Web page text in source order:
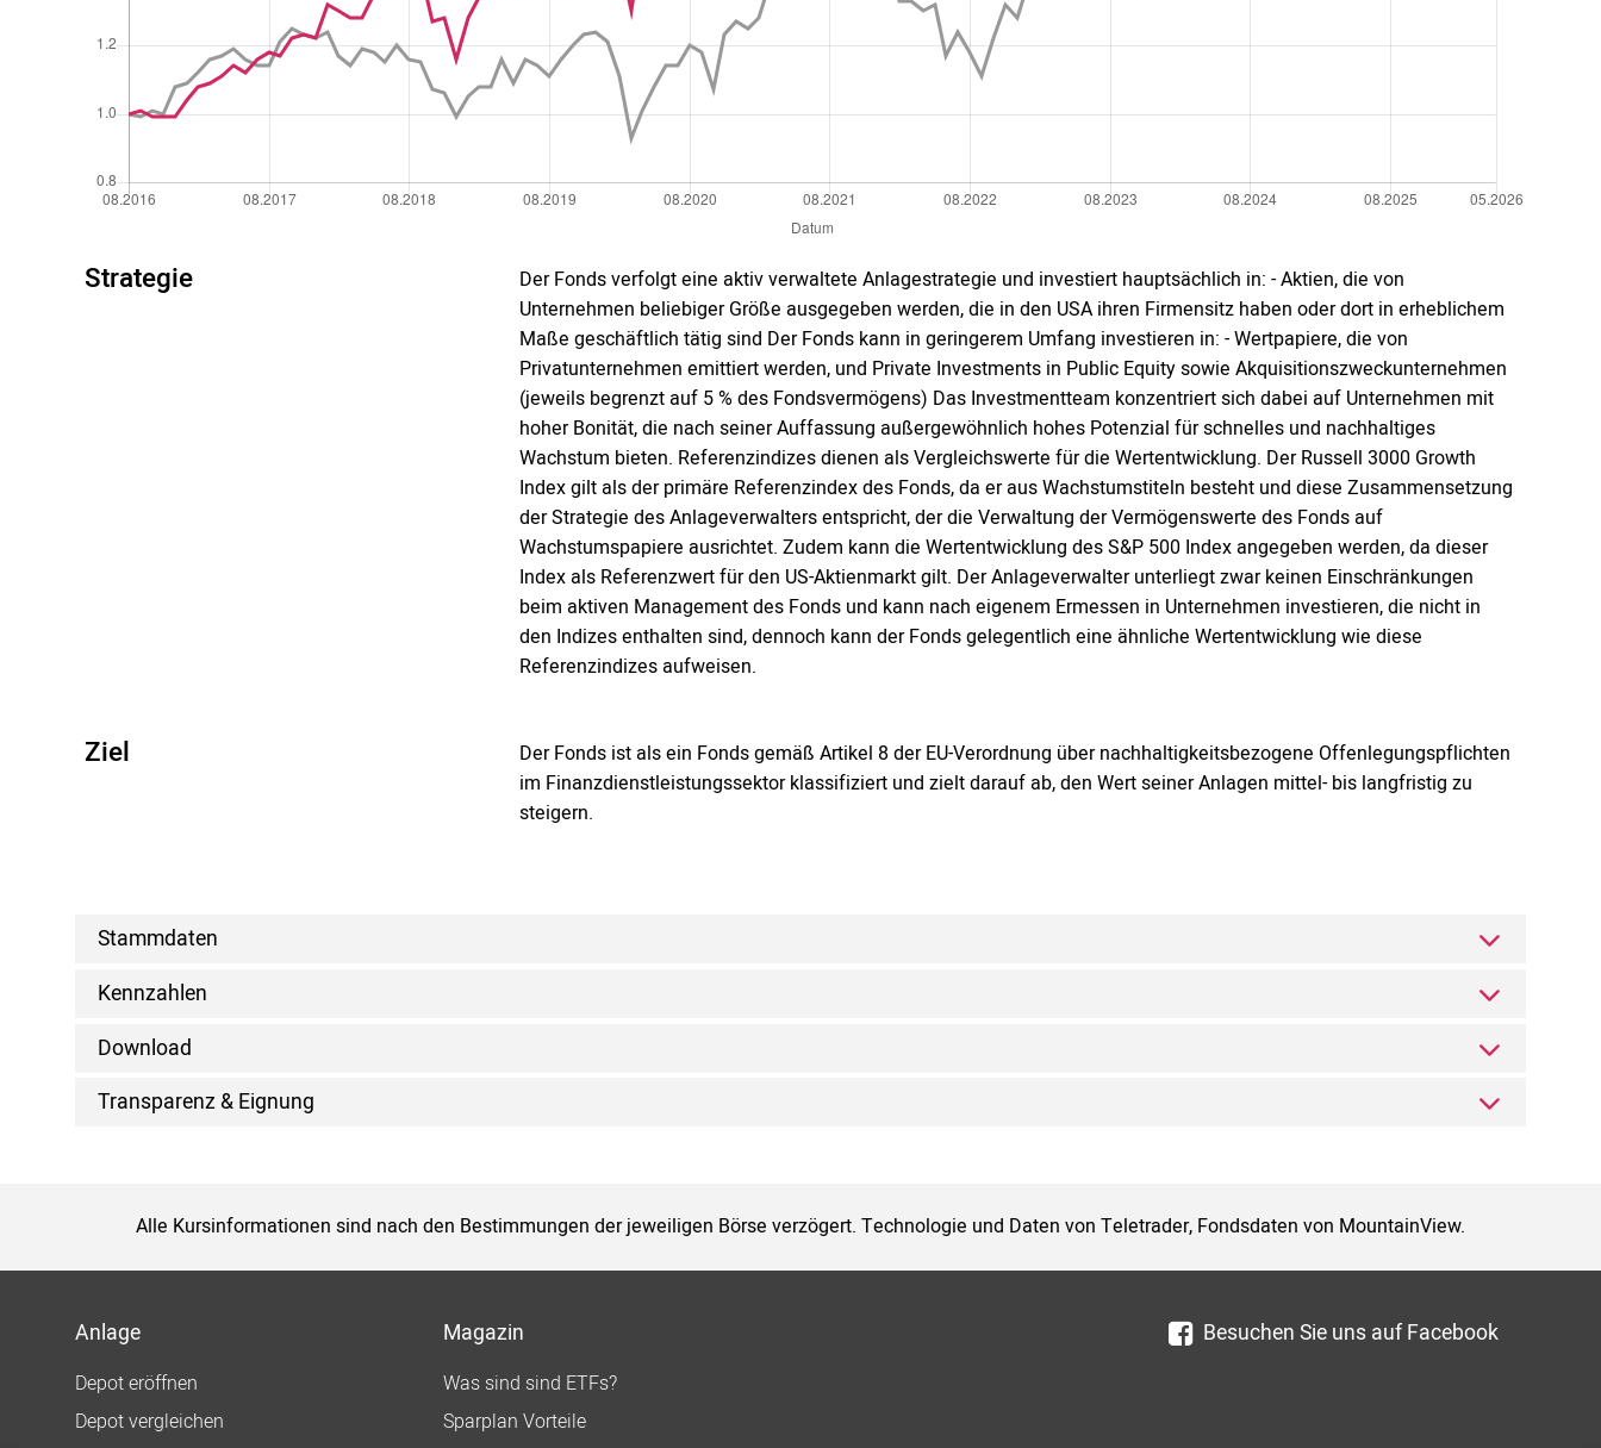
Strategie
Der Fonds verfolgt eine aktiv verwaltete Anlagestrategie und investiert hauptsächlich in: - Aktien, die von
Unternehmen beliebiger Größe ausgegeben werden, die in den USA ihren Firmensitz haben oder dort in erheblichem
Maße geschäftlich tätig sind Der Fonds kann in geringerem Umfang investieren in: - Wertpapiere, die von
Privatunternehmen emittiert werden, und Private Investments in Public Equity sowie Akquisitionszweckunternehmen
(jeweils begrenzt auf 5 % des Fondsvermögens) Das Investmentteam konzentriert sich dabei auf Unternehmen mit
hoher Bonität, die nach seiner Auffassung außergewöhnlich hohes Potenzial für schnelles und nachhaltiges
Wachstum bieten. Referenzindizes dienen als Vergleichswerte für die Wertentwicklung. Der Russell 3000 Growth
Index gilt als der primäre Referenzindex des Fonds, da er aus Wachstumstiteln besteht und diese Zusammensetzung
der Strategie des Anlageverwalters entspricht, der die Verwaltung der Vermögenswerte des Fonds auf
Wachstumspapiere ausrichtet. Zudem kann die Wertentwicklung des S&P 500 Index angegeben werden, da dieser
Index als Referenzwert für den US-Aktienmarkt gilt. Der Anlageverwalter unterliegt zwar keinen Einschränkungen
beim aktiven Management des Fonds und kann nach eigenem Ermessen in Unternehmen investieren, die nicht in
den Indizes enthalten sind, dennoch kann der Fonds gelegentlich eine ähnliche Wertentwicklung wie diese
Referenzindizes aufweisen.
Ziel
Der Fonds ist als ein Fonds gemäß Artikel 8 der EU-Verordnung über nachhaltigkeitsbezogene Offenlegungspflichten
im Finanzdienstleistungssektor klassifiziert und zielt darauf ab, den Wert seiner Anlagen mittel- bis langfristig zu
steigern.
Stammdaten
Kennzahlen
Download
Transparenz & Eignung
Alle Kursinformationen sind nach den Bestimmungen der jeweiligen Börse verzögert. Technologie und Daten von Teletrader, Fondsdaten von MountainView.
Anlage
Depot eröffnen
Depot vergleichen
Magazin
Was sind sind ETFs?
Sparplan Vorteile
Besuchen Sie uns auf Facebook